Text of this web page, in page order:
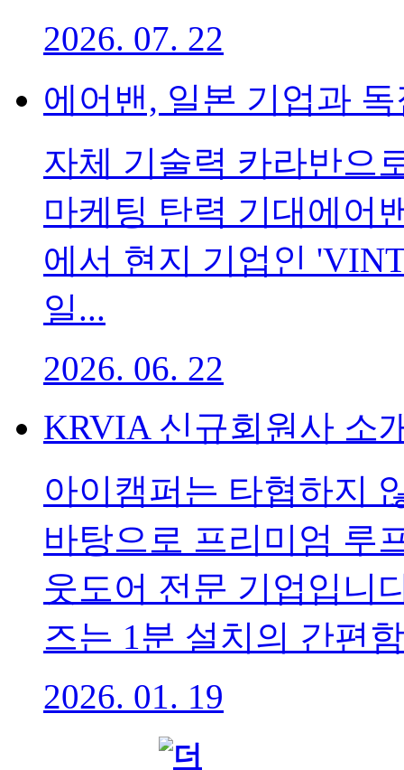
2026. 07. 22
에어밴, 일본 기업과
자체 기술력 카라반으
마케팅 탄력 기대에어
에서 현지 기업인
일...
2026. 06. 22
KRVIA 신규회원사 소
아이캠퍼는 타협하지
바탕으로 프리미엄 루
웃도어 전문 기업입니
즈는 1분 설치의 간편
2026. 01. 19